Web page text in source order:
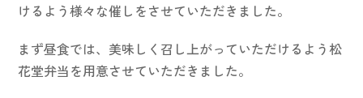
けるよう様々な催しをさせていただきました。
まず昼食では、美味しく召し上がっていただけるよう松
花堂弁当を用意させていただきました。